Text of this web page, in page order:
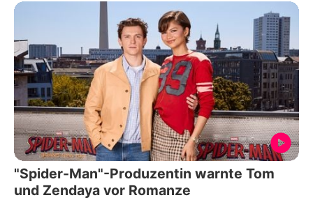
"Spider-Man"-Produzentin warnte Tom
und Zendaya vor Romanze